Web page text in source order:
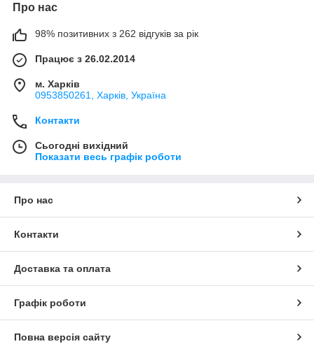
Про нас
98% позитивних з 262 відгуків за рік
Працює з 26.02.2014
м. Харків
0953850261, Харків, Україна
Контакти
Сьогодні вихідний
Показати весь графік роботи
Про нас
Контакти
Доставка та оплата
Графік роботи
Повна версія сайту